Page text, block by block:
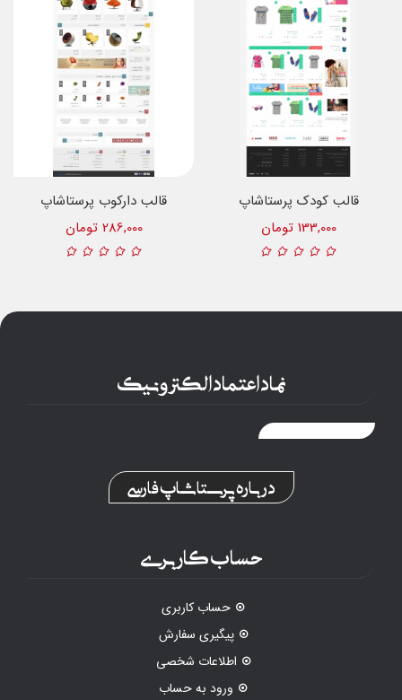
قالب دارکوب پرستاشاپ
286,000 تومان
قالب کودک پرستاشاپ
133,000 تومان
نماد اعتماد الکترونیک
درباره پرستاشاپ فارسی
حساب کاربری
حساب کاربری
پیگیری سفارش
اطلاعات شخصی
ورود به حساب